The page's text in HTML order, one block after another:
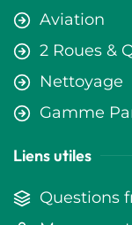
Aviation
2 Roues &
Nettoyage
Gamme
Liens utiles
Questions